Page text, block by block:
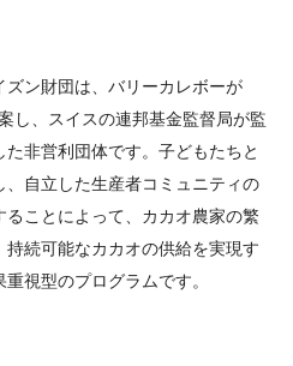
ズン財団は、バリーカレボーが
し、スイスの連邦基金監督局が監
た非営利団体です。子どもたちと
、自立した生産者コミュニティの
ることによって、カカオ農家の繁
持続可能なカカオの供給を実現す
視型のプログラムです。